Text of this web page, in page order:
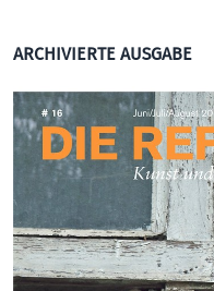
ARCHIVIERTE AUSGABE